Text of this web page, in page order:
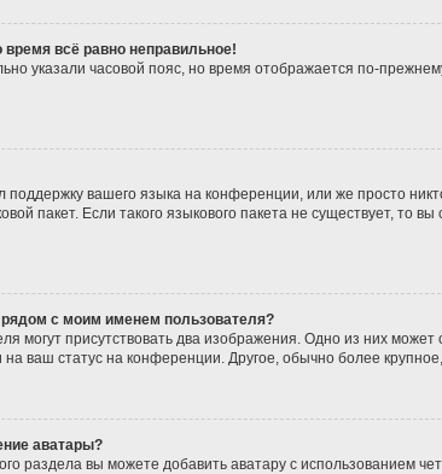
всё равно неправильное!
указали часовой пояс, но время отображается по-
поддержку вашего языка на конференции, или же просто
пакет. Если такого языкового пакета не существует,
с моим именем пользователя?
могут присутствовать два изображения. Одно из них
ваш статус на конференции. Другое, обычно более
аватары?
раздела вы можете добавить аватару с использованием